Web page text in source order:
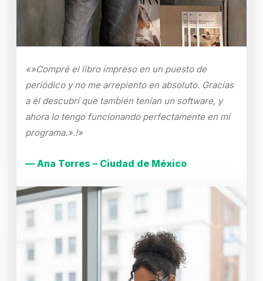
«»Compré el libro impreso en un puesto de
periódico y no me arrepiento en absoluto. Gracias
a él descubrí que también tenían un software, y
ahora lo tengo funcionando perfectamente en mi
programa.».!»
— Ana Torres – Ciudad de México